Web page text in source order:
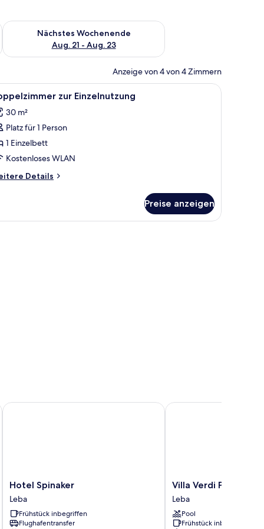
Aug. 14 - Aug. 16.
Nächstes Wochenende
Aug. 21 - Aug. 23
Überprüfe die Verfügbarkeit für nächstes Wochenende, Aug.
Anzeige von 4 von 4 Zimmern
mit Stuhl, einem kleinen Tisch und einer Wandlampe.
Ein Hotelzimmer mit einem Bett,
4 zur Einzelnutzung
30 m²
Platz für 1 Person
1 Einzelbett
Kostenloses WLAN
Details
Preise anzeigen
Hotel
Spinaker
Leba
Hotel Spinaker
Leba
Frühstück inbegriffen
Flughafentransfer
Hotel Spinaker
Villa
Verdi
Pleasure
&
Spa
Villa Verdi Pleasure
Leba
Pool
Frühstück inbegriffen
Villa Verdi Pleasure &